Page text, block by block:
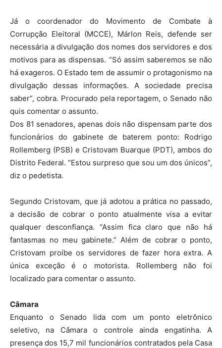
Já o coordenador do Movimento de Combate à
Corrupção Eleitoral (MCCE), Márlon Reis, defende ser
necessária a divulgação dos nomes dos servidores e dos
motivos para as dispensas. “Só assim saberemos se não
há exageros. O Estado tem de assumir o protagonismo na
divulgação dessas informações. A sociedade precisa
saber”, cobra. Procurado pela reportagem, o Senado não
quis comentar o assunto.
Dos 81 senadores, apenas dois não dispensam parte dos
funcionários do gabinete de baterem ponto: Rodrigo
Rollemberg (PSB) e Cristovam Buarque (PDT), ambos do
Distrito Federal. “Estou surpreso que sou um dos únicos”,
diz o pedetista.
Segundo Cristovam, que já adotou a prática no passado,
a decisão de cobrar o ponto atualmente visa a evitar
qualquer desconfiança. “Assim fica claro que não há
fantasmas no meu gabinete.” Além de cobrar o ponto,
Cristovam proíbe os servidores de fazer hora extra. A
única exceção é o motorista. Rollemberg não foi
localizado para comentar o assunto.
Câmara
Enquanto o Senado lida com um ponto eletrônico
seletivo, na Câmara o controle ainda engatinha. A
presença dos 15,7 mil funcionários contratados pela Casa